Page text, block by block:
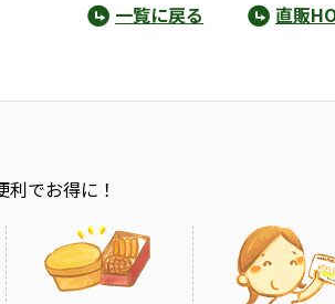
一覧に戻る 直販
でお得に！